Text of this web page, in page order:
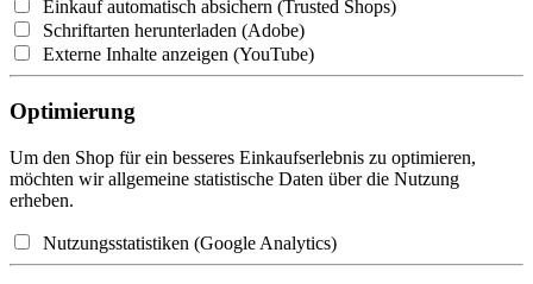
Einkauf automatisch absichern (Trusted Shops)
Schriftarten herunterladen (Adobe)
Externe Inhalte anzeigen (YouTube)
Optimierung
Um den Shop für ein besseres Einkaufserlebnis zu optimieren,
möchten wir allgemeine statistische Daten über die Nutzung
erheben.
Nutzungsstatistiken (Google Analytics)